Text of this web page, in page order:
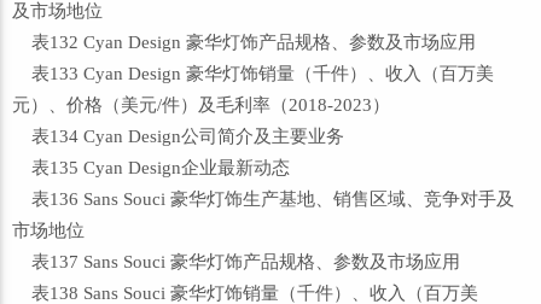
及市场地位
表132 Cyan Design 豪华灯饰产品规格、参数及市场应用
表133 Cyan Design 豪华灯饰销量（千件）、收入（百万美
元）、价格（美元/件）及毛利率（2018-2023）
表134 Cyan Design公司简介及主要业务
表135 Cyan Design企业最新动态
表136 Sans Souci 豪华灯饰生产基地、销售区域、竞争对手及
市场地位
表137 Sans Souci 豪华灯饰产品规格、参数及市场应用
表138 Sans Souci 豪华灯饰销量（千件）、收入（百万美